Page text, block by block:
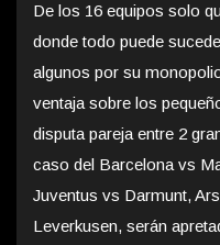
De los 16 equipos solo
donde todo puede
algunos por su
ventaja sobre los
disputa pareja entre 2
caso del Barcelona vs
Juventus vs Darmunt,
Leverkusen, serán